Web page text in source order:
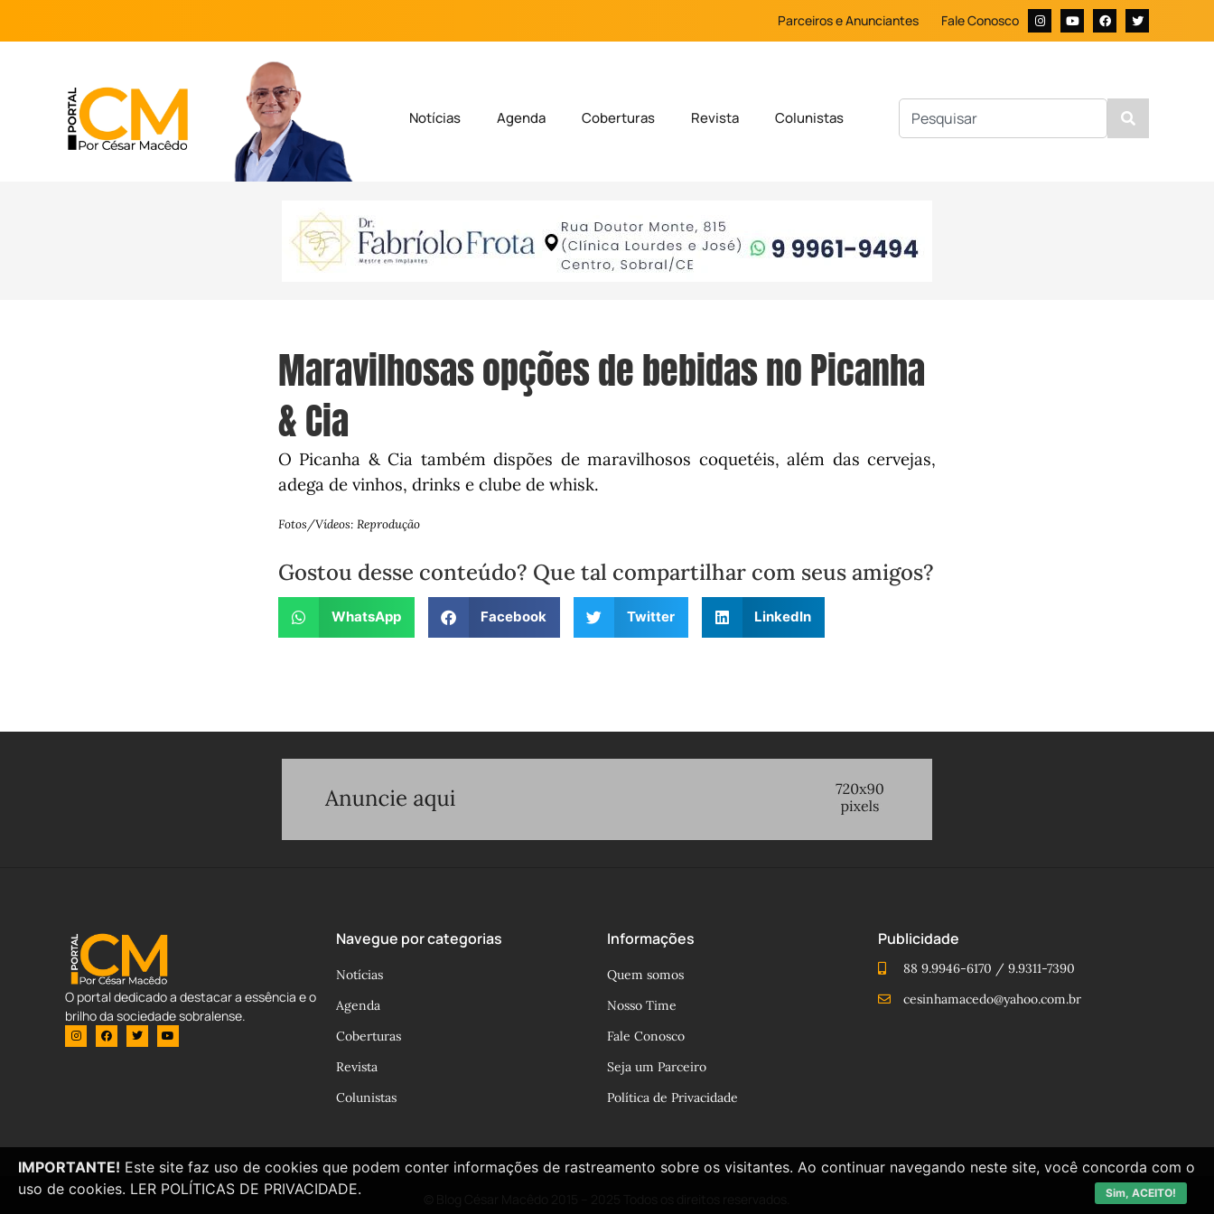
Parceiros e Anunciantes Fale Conosco
Notícias Agenda Coberturas Revista Colunistas
Maravilhosas opções de bebidas no Picanha
& Cia
O Picanha & Cia também dispões de maravilhosos coquetéis, além das cervejas,
adega de vinhos, drinks e clube de whisk.
Fotos/Vídeos: Reprodução
Gostou desse conteúdo? Que tal compartilhar com seus amigos?
WhatsApp Facebook Twitter LinkedIn
O portal dedicado a destacar a essência e o
brilho da sociedade sobralense.
Navegue por categorias
Notícias
Agenda
Coberturas
Revista
Colunistas
Informações
Quem somos
Nosso Time
Fale Conosco
Seja um Parceiro
Política de Privacidade
Publicidade
88 9.9946-6170 / 9.9311-7390
cesinhamacedo@yahoo.com.br
IMPORTANTE! Este site faz uso de cookies que podem conter informações de rastreamento sobre os visitantes. Ao continuar navegando neste site, você concorda com o
uso de cookies. LER POLÍTICAS DE PRIVACIDADE. Sim, ACEITO!